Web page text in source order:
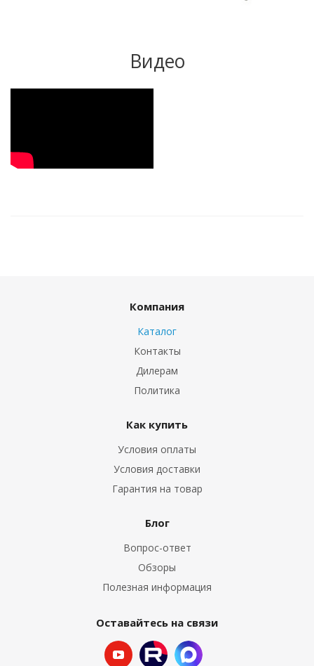
Видео
Компания
Каталог
Контакты
Дилерам
Политика
Как купить
Условия оплаты
Условия доставки
Гарантия на товар
Блог
Вопрос-ответ
Обзоры
Полезная информация
Оставайтесь на связи